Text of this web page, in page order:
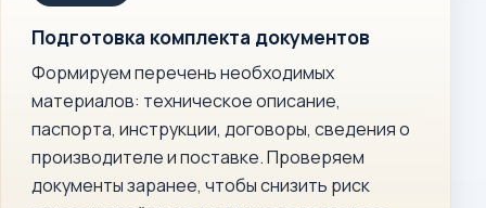
Подготовка комплекта документов
Формируем перечень необходимых
материалов: техническое описание,
паспорта, инструкции, договоры, сведения о
производителе и поставке. Проверяем
документы заранее, чтобы снизить риск